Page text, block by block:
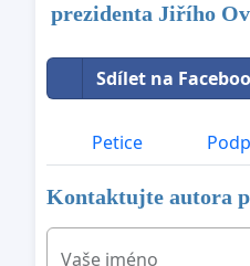
prezidenta Jiřího
Sdílet na
Petice
Kontaktujte autora
Vaše jméno